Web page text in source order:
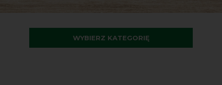
WYBIERZ KATEGORIĘ